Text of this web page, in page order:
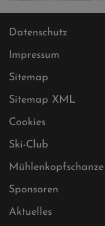
Datenschutz
Impressum
Sitemap